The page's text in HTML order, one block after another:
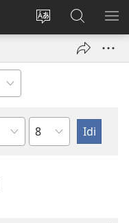
Promeni
Prijava
(otvara
Pretraga
sajta
JW.ORG
Poglavlje